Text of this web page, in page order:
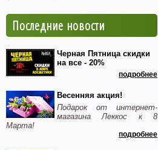
Последние новости
Черная Пятница скидки
на все - 20%
подробнее
Весенняя акция!
Подарок от интернет-
магазина Леккос к 8
Марта!
подробнее